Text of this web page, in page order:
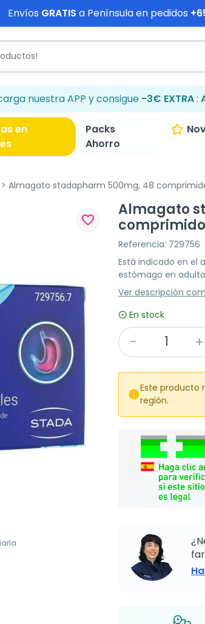
Envíos GRATIS a Península en pedidos
nuestra APP y consigue -3€ EXTRA:
en
Packs
Ahorro
Almagato stadapharm 500mg, 48
favorite_border
Almagato
Referencia: 729756
Está indicado en el
estómago en
Ver descripción
En stock

Este producto
región.